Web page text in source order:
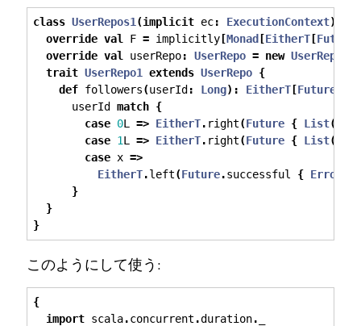
class UserRepos1 (implicit ec: ExecutionContext)
override val F = implicitly[Monad [EitherT[Future
override val userRepo: UserRepo = new UserRepo1
trait UserRepo1 extends UserRepo {
def followers(userId : Long): EitherT[Future
userId match {
case 0L => EitherT. right(Future { List(
case 1L => EitherT. right(Future { List(
case x =>
EitherT.left(Future.successful { Error
}
}
}
このようにして使う:
{
import scala.concurrent .duration.